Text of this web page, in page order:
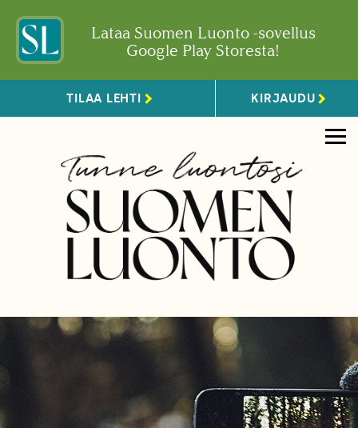
Lataa Suomen Luonto -sovellus
Google Play Storesta!
TILAA LEHTI KIRJAUDU